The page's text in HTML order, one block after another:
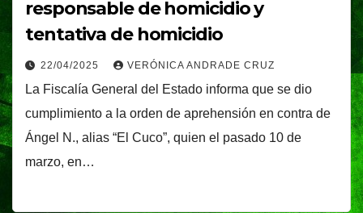
responsable de homicidio y
tentativa de homicidio
22/04/2025 VERÓNICA ANDRADE CRUZ
La Fiscalía General del Estado informa que se dio
cumplimiento a la orden de aprehensión en contra de
Ángel N., alias “El Cuco”, quien el pasado 10 de
marzo, en…